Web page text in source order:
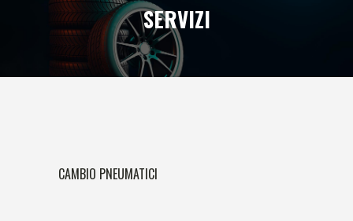
SERVIZI
CAMBIO PNEUMATICI